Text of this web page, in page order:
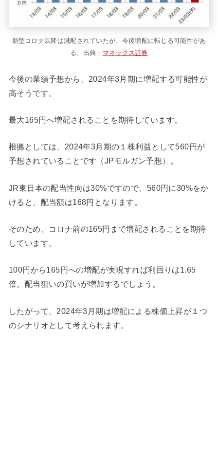
新型コロナ以降は減配されていたが、今後増配に転じる可能性があ
る。出典： マネックス証券
今後の業績予想から、2024年3月期に増配する可能性が
高そうです。
最大165円へ増配されることを期待しています。
根拠としては、2024年3月期の１株利益として560円が
予想されていることです（JPモルガン予想）。
JR東日本の配当性向は30%ですので、560円に30%をか
けると、配当額は168円となります。
そのため、コロナ前の165円まで増配されることを期待
しています。
100円から165円への増配が実現すれば利回りは1.65
倍。配当狙いの買いが増加するでしょう。
したがって、2024年3月期は増配による株価上昇が１つ
のシナリオとして考えられます。